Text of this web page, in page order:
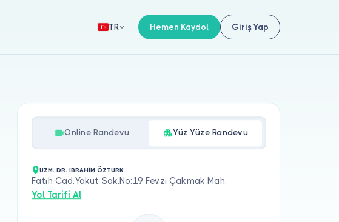
TR Hemen Kaydol Giriş Yap
Online Randevu Yüz Yüze Randevu
UZM. DR. İBRAHİM ÖZTURK
Fatih Cad.Yakut Sok.No:19 Fevzi Çakmak Mah.
Yol Tarifi Al